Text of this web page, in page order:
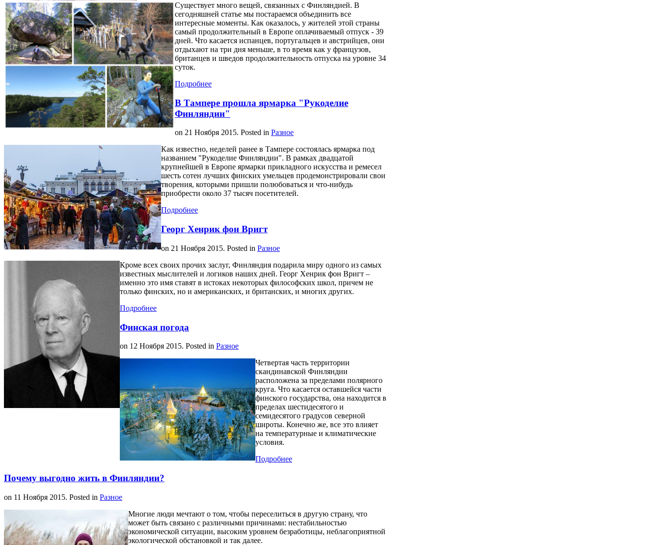
Существует много вещей, связанных с Финляндией. В
сегодняшней статье мы постараемся объединить все
интересные моменты. Как оказалось, у жителей этой страны
самый продолжительный в Европе оплачиваемый отпуск - 39
дней. Что касается испанцев, португальцев и австрийцев, они
отдыхают на три дня меньше, в то время как у французов,
британцев и шведов продолжительность отпуска на уровне 34
суток.
Подробнее
В Тампере прошла ярмарка "Рукоделие
Финляндии"
on 21 Ноября 2015. Posted in Разное
Как известно, неделей ранее в Тампере состоялась ярмарка под
названием "Рукоделие Финляндии". В рамках двадцатой
крупнейшей в Европе ярмарки прикладного искусства и ремесел
шесть сотен лучших финских умельцев продемонстрировали свои
творения, которыми пришли полюбоваться и что-нибудь
приобрести около 37 тысяч посетителей.
Подробнее
Георг Хенрик фон Вригт
on 21 Ноября 2015. Posted in Разное
Кроме всех своих прочих заслуг, Финляндия подарила миру одного из самых
известных мыслителей и логиков наших дней. Георг Хенрик фон Вригт –
именно это имя ставят в истоках некоторых философских школ, причем не
только финских, но и американских, и британских, и многих других.
Подробнее
Финская погода
on 12 Ноября 2015. Posted in Разное
Четвертая часть территории
скандинавской Финляндии
расположена за пределами полярного
круга. Что касается оставшейся части
финского государства, она находится в
пределах шестидесятого и
семидесятого градусов северной
широты. Конечно же, все это влияет
на температурные и климатические
условия.
Подробнее
Почему выгодно жить в Финляндии?
on 11 Ноября 2015. Posted in Разное
Многие люди мечтают о том, чтобы переселиться в другую страну, что
может быть связано с различными причинами: нестабильностью
экономической ситуации, высоким уровнем безработицы, неблагоприятной
экологической обстановкой и так далее.